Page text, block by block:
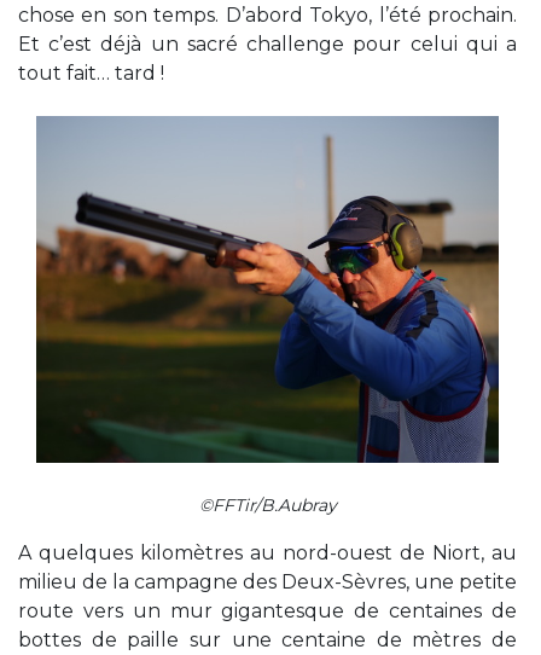
chose en son temps. D’abord Tokyo, l’été prochain.
Et c’est déjà un sacré challenge pour celui qui a
tout fait… tard !
©FFTir/B.Aubray
A quelques kilomètres au nord-ouest de Niort, au
milieu de la campagne des Deux-Sèvres, une petite
route vers un mur gigantesque de centaines de
bottes de paille sur une centaine de mètres de